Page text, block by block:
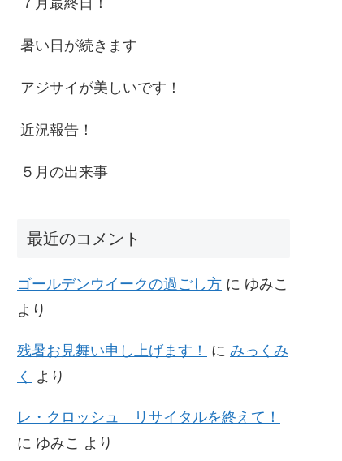
暑い日が続きます
アジサイが美しいです！
近況報告！
５月の出来事
最近のコメント
ゴールデンウイークの過ごし方 に ゆみこ
より
残暑お見舞い申し上げます！ に みっくみ
く
より
レ・クロッシュ リサイタルを終えて！
に ゆみこ より